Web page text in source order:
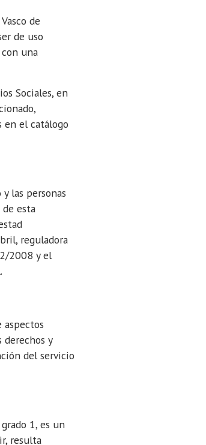
de
de uso
una
Sociales, en
en el catálogo
las personas
esta
reguladora
2008 y el
derechos y
del servicio
1, es un
resulta